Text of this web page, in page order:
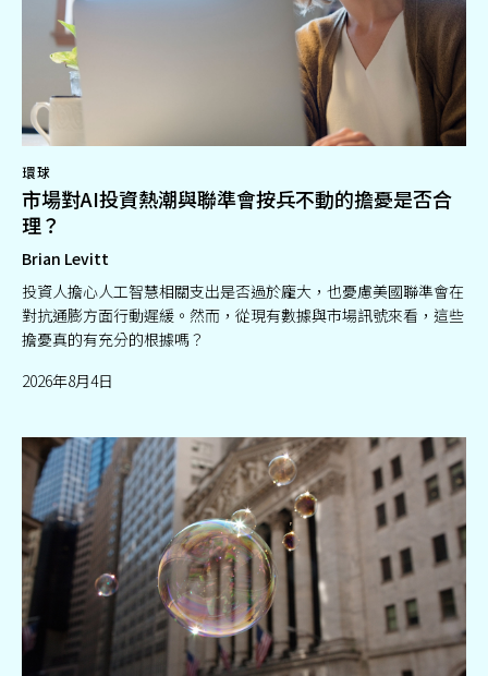
環球
市場對AI投資熱潮與聯準會按兵不動的擔憂是否合
理？
Brian Levitt
投資人擔心人工智慧相關支出是否過於龐大，也憂慮美國聯準會在
對抗通膨方面行動遲緩。然而，從現有數據與市場訊號來看，這些
擔憂真的有充分的根據嗎？
2026年8月4日